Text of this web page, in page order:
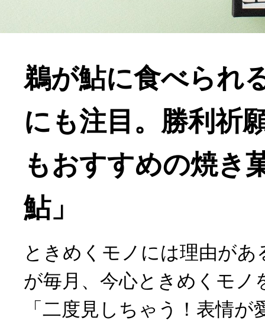
鵜が鮎に食べられ
にも注目。勝利祈
もおすすめの焼き
鮎」
ときめくモノには理由があ
が毎月、今心ときめくモノ
「二度見しちゃう！表情